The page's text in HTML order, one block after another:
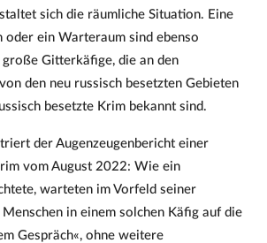
sich die räumliche Situation. Eine
oder ein Warteraum sind ebenso
Gitterkäfige, die an den
den neu russisch besetzten Gebieten
besetzte Krim bekannt sind.
der Augenzeugenbericht einer
vom August 2022: Wie ein
warteten im Vorfeld seiner
in einem solchen Käfig auf die
Gespräch«, ohne weitere